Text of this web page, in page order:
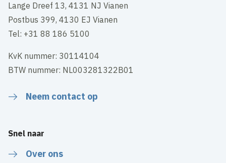
Lange Dreef 13, 4131 NJ Vianen
Postbus 399, 4130 EJ Vianen
Tel: +31 88 186 5100
KvK nummer: 30114104
BTW nummer: NL003281322B01
Neem contact op
Snel naar
Over ons